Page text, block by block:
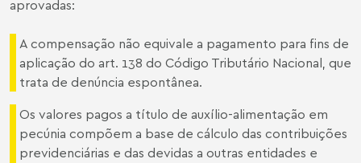
aprovadas:
A compensação não equivale a pagamento para fins de
aplicação do art. 138 do Código Tributário Nacional, que
trata de denúncia espontânea.
Os valores pagos a título de auxílio-alimentação em
pecúnia compõem a base de cálculo das contribuições
previdenciárias e das devidas a outras entidades e